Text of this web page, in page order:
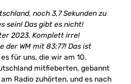
noch 3,7 Sekunden zu
sein! Das gibt es nicht!
2023. Komplett irre!
der WM mit 83:77! Das ist
es für uns, die wir am 10.
mitfieberten, gebannt
Radio zuhörten, und es nach